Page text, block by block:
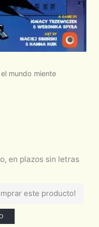
mundo miente
este producto!